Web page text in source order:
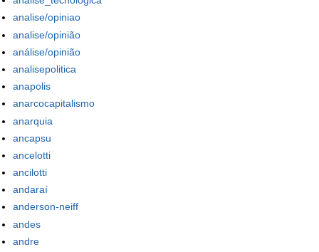
analise/opiniao
analise/opinião
análise/opinião
analisepolitica
anapolis
anarcocapitalismo
anarquia
ancapsu
ancelotti
ancilotti
andaraí
anderson-neiff
andes
andre